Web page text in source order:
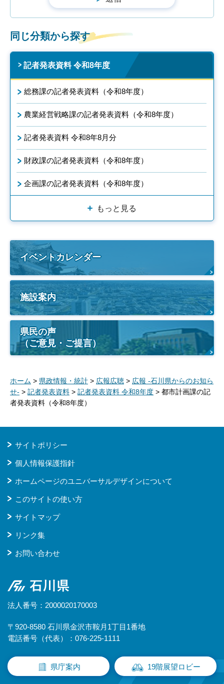
同じ分類から探す
記者発表資料 令和8年度
総務課の記者発表資料（令和8年度）
農業経営戦略課の記者発表資料（令和8年度）
記者発表資料 令和8年8月分
財政課の記者発表資料（令和8年度）
企画課の記者発表資料（令和8年度）
もっと見る
イベントカレンダー
施設案内
県民の声
（ご意見・ご提言）
ホーム > 県政情報・統計 > 広報広聴 > 広報 -石川県からのお知ら
せ- > 記者発表資料 > 記者発表資料 令和8年度 > 都市計画課の記
者発表資料（令和8年度）
サイトポリシー
個人情報保護指針
ホームページのユニバーサルデザインについて
このサイトの使い方
サイトマップ
リンク集
お問い合わせ
石川県
法人番号：2000020170003
〒920-8580 石川県金沢市鞍月1丁目1番地
電話番号（代表）：076-225-1111
県庁案内 19階展望ロビー